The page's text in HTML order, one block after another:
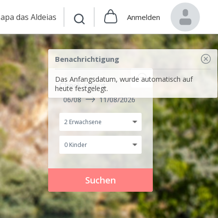
das Aldeias Anmelden
Benachrichtigung
Das Anfangsdatum, wurde automatisch auf
heute festgelegt.
Check in/out
06/08 11/08/2026